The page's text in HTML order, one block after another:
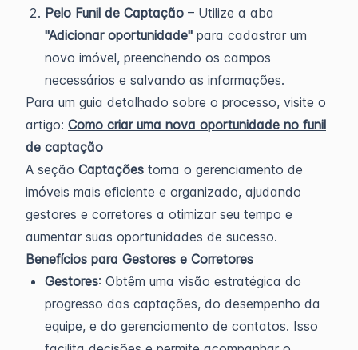
Pelo Funil de Captação – Utilize a aba
"Adicionar oportunidade" para cadastrar um
novo imóvel, preenchendo os campos
necessários e salvando as informações.
Para um guia detalhado sobre o processo, visite o
artigo: Como criar uma nova oportunidade no funil
de captação
A seção Captações torna o gerenciamento de
imóveis mais eficiente e organizado, ajudando
gestores e corretores a otimizar seu tempo e
aumentar suas oportunidades de sucesso.
Benefícios para Gestores e Corretores
Gestores: Obtêm uma visão estratégica do
progresso das captações, do desempenho da
equipe, e do gerenciamento de contatos. Isso